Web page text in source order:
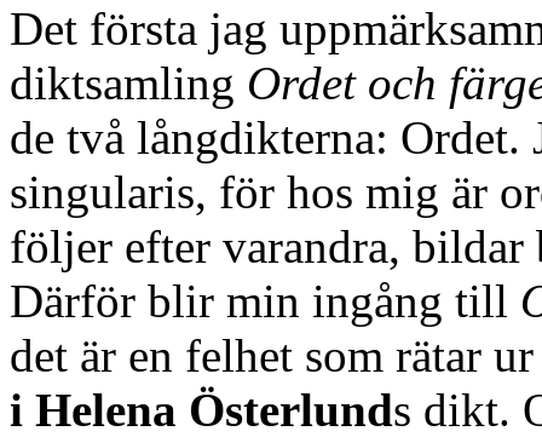
Det första jag
diktsamling Ordet och
de två långdikterna:
singularis, för hos mig är
följer efter varandra, bildar
Därför blir min ingång till
det är en felhet som rätar
i Helena Österlunds dikt.